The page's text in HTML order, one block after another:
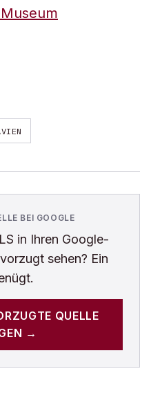
BEI GOOGLE
in Ihren Google-
sehen? Ein
QUELLE
→